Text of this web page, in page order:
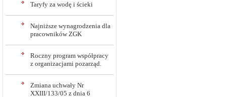
Taryfy za wodę i ścieki
Najniższe wynagrodzenia dla
pracowników ZGK
Roczny program współpracy
z organizacjami pozarząd.
Zmiana uchwały Nr
XXIII/133/05 z dnia 6